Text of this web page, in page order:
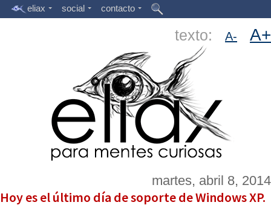
eliax social contacto
texto: A- A+
martes, abril 8, 2014
Hoy es el último día de soporte de Windows XP.